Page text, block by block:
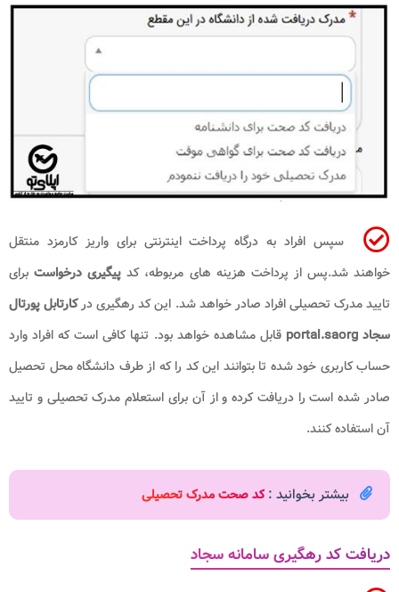
سپس افراد به درگاه پرداخت اینترنتی برای واریز کارمزد منتقل
خواهند شد.پس از پرداخت هزینه های مربوطه، کد پیگیری درخواستبرای
تایید مدرک تحصیلی افراد صادر خواهد شد. این کد رهگیری درکارتابل پورتال
سجاد portal.saorg​ قابل مشاهده خواهد بود. تنها کافی است که افراد وارد
حساب کاربری خود شده تا بتوانند این کد را که از طرف دانشگاه محل تحصیل
صادر شده است را دریافت کرده و از آن برای استعلام مدرک تحصیلی و تایید
آن استفاده کنند.
بیشتر بخوانید : کد صحت مدرک تحصیلی
دریافت کد رهگیری سامانه سجاد